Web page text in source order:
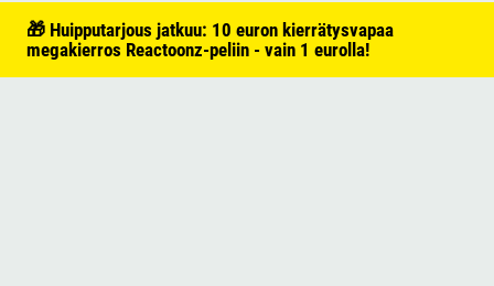
🎁 Huipputarjous jatkuu: 10 euron kierrätysvapaa
megakierros Reactoonz-peliin - vain 1 eurolla!